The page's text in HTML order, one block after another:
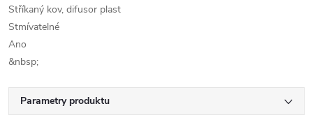
Stříkaný kov, difusor plast
Stmívatelné
Ano
&nbsp;
Parametry produktu